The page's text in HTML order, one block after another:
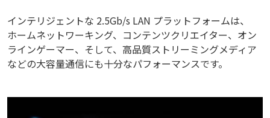
インテリジェントな 2.5Gb/s LAN プラットフォームは、
ホームネットワーキング、コンテンツクリエイター、オン
ラインゲーマー、そして、高品質ストリーミングメディア
などの大容量通信にも十分なパフォーマンスです。